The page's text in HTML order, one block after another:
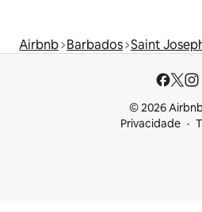
Airbnb Barbados Saint
© 2026
Privacidade